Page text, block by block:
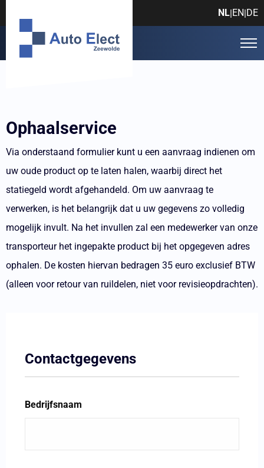
NL|EN|DE
Ophaalservice
Via onderstaand formulier kunt u een aanvraag indienen om
uw oude product op te laten halen, waarbij direct het
statiegeld wordt afgehandeld. Om uw aanvraag te
verwerken, is het belangrijk dat u uw gegevens zo volledig
mogelijk invult. Na het invullen zal een medewerker van onze
transporteur het ingepakte product bij het opgegeven adres
ophalen. De kosten hiervan bedragen 35 euro exclusief BTW
(alleen voor retour van ruildelen, niet voor revisieopdrachten).
Contactgegevens
Bedrijfsnaam